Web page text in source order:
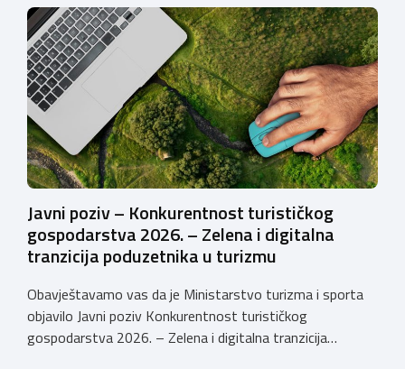
uspješnije plasirati na tržište kroz modernizaciju poslovnih
procesa. Poziv se provodi u okviru PKK 2021. – 2027. Cilj
Poziva je potaknuti uvođenje inovacija procesa i
organizacije poslovanja koje […]
Javni poziv – Konkurentnost turističkog
gospodarstva 2026. – Zelena i digitalna
tranzicija poduzetnika u turizmu
Obavještavamo vas da je Ministarstvo turizma i sporta
objavilo Javni poziv Konkurentnost turističkog
gospodarstva 2026. – Zelena i digitalna tranzicija